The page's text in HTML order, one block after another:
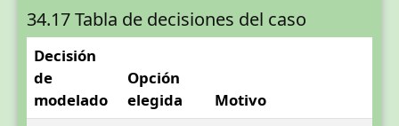
34.17 Tabla de decisiones del caso
Decisión
de
modelado
Opción
elegida
Motivo